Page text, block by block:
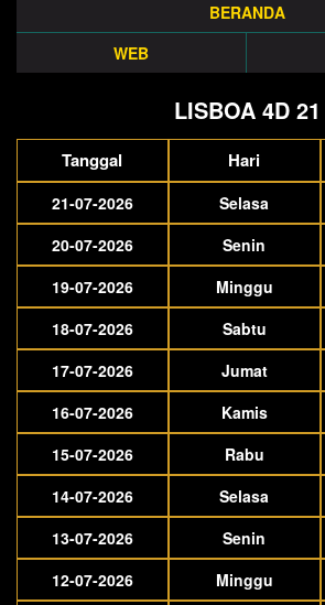
BERANDA
WEB
LISBOA 4D 21
Tanggal Hari
21-07-2026 Selasa
20-07-2026
Senin
19-07-2026
Minggu
18-07-2026
Sabtu
17-07-2026
Jumat
16-07-2026
Kamis
15-07-2026
Rabu
14-07-2026
Selasa
13-07-2026
Senin
12-07-2026
Minggu